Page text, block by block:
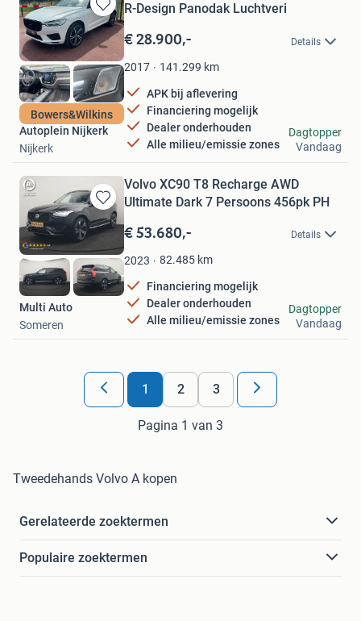
Bewaren
in
Mijn
Favorieten
Bowers&Wilkins
R-Design Panodak Luchtveri
€ 28.900,- Details
2017 141.299 km
APK bij aflevering
Financiering mogelijk
Dealer onderhouden
Alle milieu/emissie zones
Autoplein Nijkerk
Nijkerk
Dagtopper
Vandaag
Bewaren
in
Mijn
Favorieten
Volvo XC90 T8 Recharge AWD
Ultimate Dark 7 Persoons 456pk PH
€ 53.680,- Details
2023 82.485 km
Financiering mogelijk
Dealer onderhouden
Alle milieu/emissie zones
Multi Auto
Someren
Dagtopper
Vandaag
1 2 3
Pagina 1 van 3
Tweedehands Volvo A kopen
Gerelateerde zoektermen
Populaire zoektermen